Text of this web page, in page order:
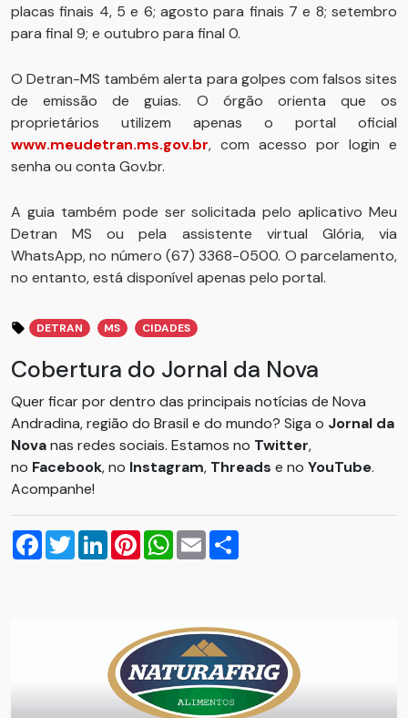
placas finais 4, 5 e 6; agosto para finais 7 e 8; setembro
para final 9; e outubro para final 0.
O Detran-MS também alerta para golpes com falsos sites
de emissão de guias. O órgão orienta que os
proprietários utilizem apenas o portal oficial
www.meudetran.ms.gov.br, com acesso por login e
senha ou conta Gov.br.
A guia também pode ser solicitada pelo aplicativo Meu
Detran MS ou pela assistente virtual Glória, via
WhatsApp, no número (67) 3368-0500. O parcelamento,
no entanto, está disponível apenas pelo portal.
DETRAN MS CIDADES
Cobertura do Jornal da Nova
Quer ficar por dentro das principais notícias de Nova
Andradina, região do Brasil e do mundo? Siga o Jornal da
Novanas redes sociais. Estamos no Twitter,
no Facebook, no Instagram, Threads e no YouTube.
Acompanhe!
Facebook
TwitterLinkedInPinterestWhatsApp
Email